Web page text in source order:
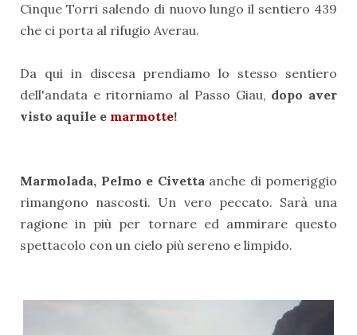
Cinque Torri salendo di nuovo lungo il sentiero 439
che ci porta al rifugio Averau.
Da qui in discesa prendiamo lo stesso sentiero
dell'andata e ritorniamo al Passo Giau, dopo aver
visto aquile e marmotte!
Marmolada, Pelmo e Civetta anche di pomeriggio
rimangono nascosti. Un vero peccato. Sarà una
ragione in più per tornare ed ammirare questo
spettacolo con un cielo più sereno e limpido.